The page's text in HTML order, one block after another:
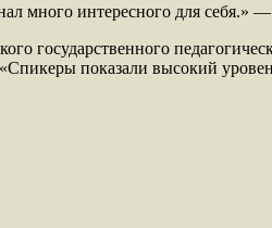
много интересного для себя.»
государственного
показали высокий